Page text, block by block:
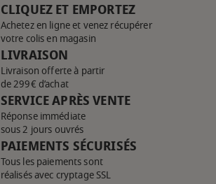
CLIQUEZ ET EMPORTEZ
Achetez en ligne et venez récupérer
votre colis en magasin
LIVRAISON
Livraison offerte à partir
de 299€ d’achat
SERVICE APRÈS VENTE
Réponse immédiate
sous 2 jours ouvrés
PAIEMENTS SÉCURISÉS
Tous les paiements sont
réalisés avec cryptage SSL